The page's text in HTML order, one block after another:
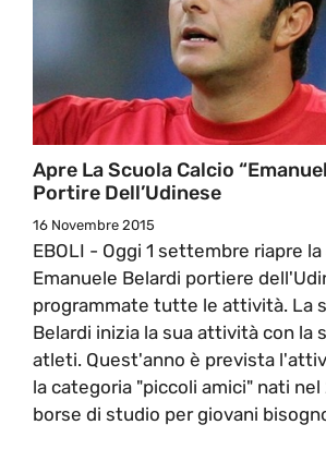
Apre La Scuola Calcio
Portire Dell’Udinese
16 Novembre 2015
EBOLI - Oggi 1 settembre riapre la
Emanuele Belardi portiere
programmate tutte le attività. La
Belardi inizia la sua attività con la
atleti. Quest'anno è prevista
la categoria "piccoli amici" nati
borse di studio per giovani